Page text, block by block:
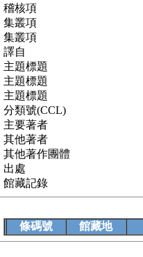
稽核項
集叢項
集叢項
譯自
主題標題
主題標題
主題標題
分類號(CCL)
主要著者
其他著者
其他著作團體
出處
館藏記錄
條碼號
館藏地